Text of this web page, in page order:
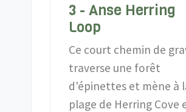
3 - Anse Herring
Loop
Ce court chemin de
traverse une forêt
d'épinettes et mène à
plage de Herring Cove